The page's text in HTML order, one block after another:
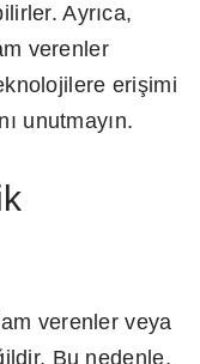
Ayrıca,
verenler
erişimi
unutmayın.
verenler veya
Bu nedenle,